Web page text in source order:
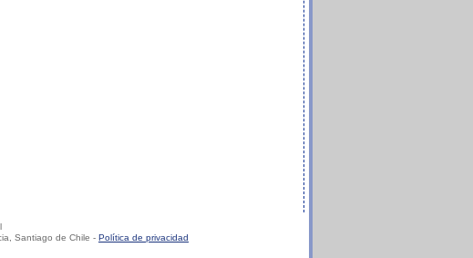
Santiago de Chile - Política de privacidad